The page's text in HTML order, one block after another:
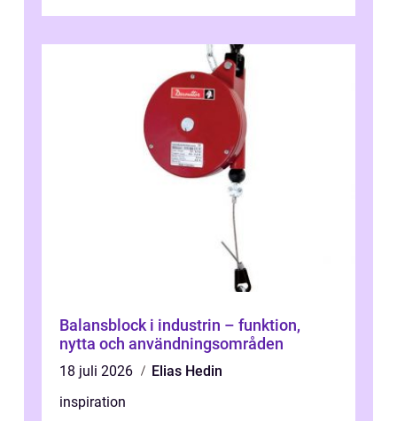
Balansblock i industrin – funktion,
nytta och användningsområden
18 juli 2026
Elias Hedin
inspiration